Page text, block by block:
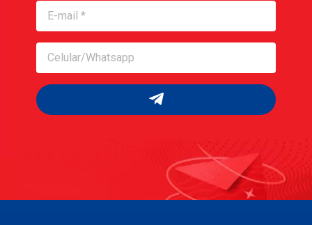
Nome
Celular/Whatsapp